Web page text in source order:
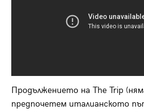
Продължението на The Trip
предпочетем италианското